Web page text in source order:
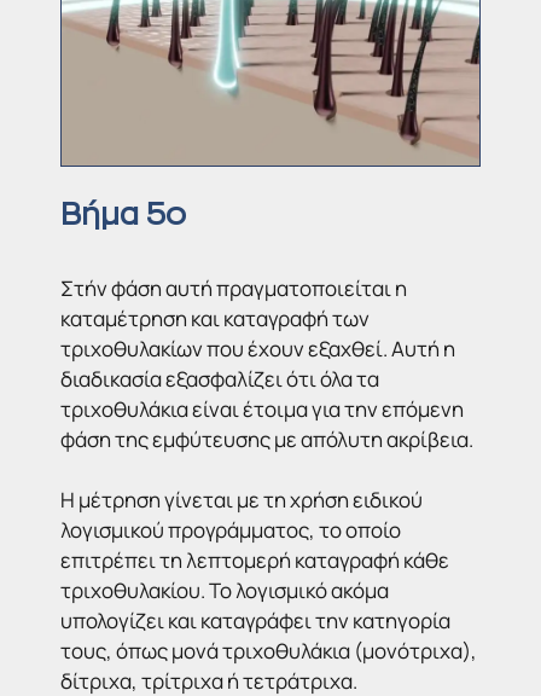
Βήμα 5ο
Στήν φάση αυτή πραγματοποιείται η
καταμέτρηση και καταγραφή των
τριχοθυλακίων που έχουν εξαχθεί. Αυτή η
διαδικασία εξασφαλίζει ότι όλα τα
τριχοθυλάκια είναι έτοιμα για την επόμενη
φάση της εμφύτευσης με απόλυτη ακρίβεια.
Η μέτρηση γίνεται με τη χρήση ειδικού
λογισμικού προγράμματος, το οποίο
επιτρέπει τη λεπτομερή καταγραφή κάθε
τριχοθυλακίου. Το λογισμικό ακόμα
υπολογίζει και καταγράφει την κατηγορία
τους, όπως μονά τριχοθυλάκια (μονότριχα),
δίτριχα, τρίτριχα ή τετράτριχα.